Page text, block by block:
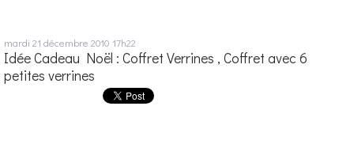
mardi 21 décembre 2010 17h22
Idée Cadeau Noël : Coffret Verrines , Coffret avec 6
petites verrines